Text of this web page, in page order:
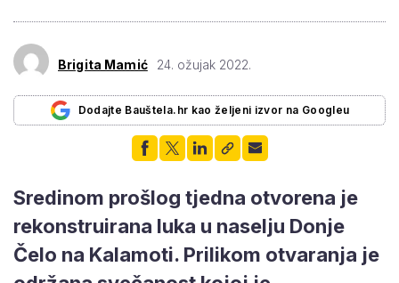
Brigita Mamić 24. ožujak 2022.
Dodajte Bauštela.hr kao željeni izvor na Googleu
Sredinom prošlog tjedna otvorena je
rekonstruirana luka u naselju Donje
Čelo na Kalamoti. Prilikom otvaranja je